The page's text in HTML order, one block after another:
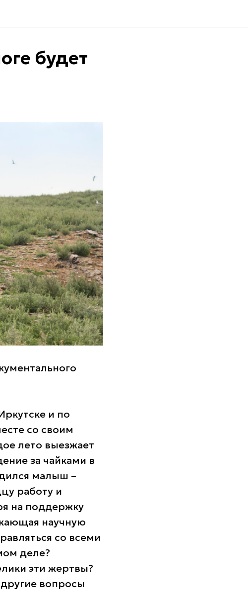
будет
и по
со своим
лето выезжает
за чайками в
малыш –
работу и
на поддержку
научную
со всеми
деле?
эти жертвы?
другие вопросы